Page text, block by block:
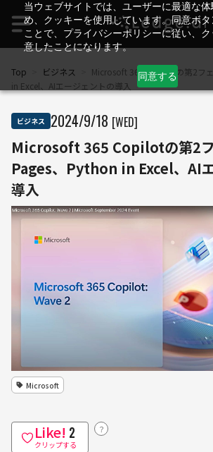
当ウェブサイトでは、ユーザーに最適な
め、クッキーを使用しています。同意ボ
ことで、プライバシーポリシーに従い、
意したことになります。
同意する
Top ビジネス
Microsoft 365 Copilotの第2フ
in Excel、AIエージェントの導入
ビジネス 2024/9/18 [WED]
Microsoft 365 Copilotの第2フ
Pages、Python in Excel、AI
導入
Microsoft
Like! 2
クリップする
？